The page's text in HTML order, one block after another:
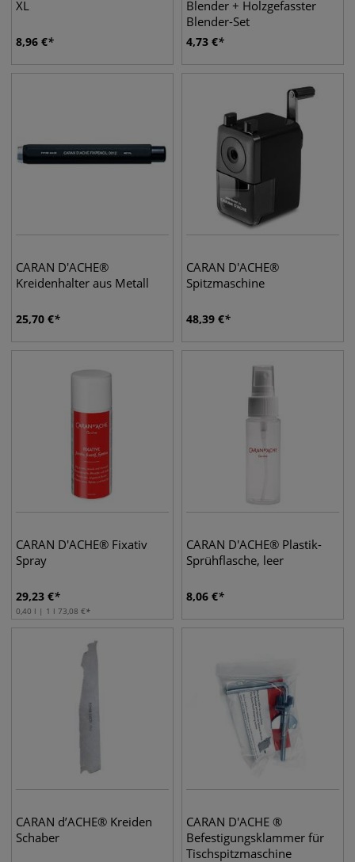
XL
8,96 €
Blender + Holzgefasster
Blender-Set
4,73 €
CARAN D'ACHE®
Kreidenhalter aus Metall
25,70 €
CARAN D'ACHE®
Spitzmaschine
48,39 €
CARAN D'ACHE® Fixativ
Spray
29,23 €
0,40 l | 1 l 73,08 €
CARAN D'ACHE® Plastik-
Sprühflasche, leer
8,06 €
CARAN d’ACHE® Kreiden
Schaber
CARAN D'ACHE ®
Befestigungsklammer für
Tischspitzmaschine